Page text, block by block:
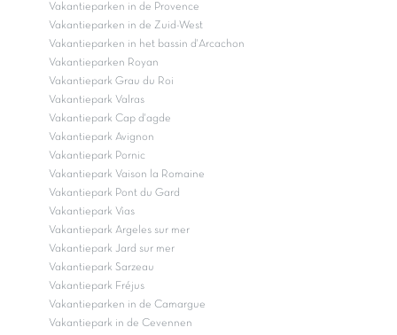
Vakantieparken in de Provence
Vakantieparken in de Zuid-West
Vakantieparken in het bassin d'Arcachon
Vakantieparken Royan
Vakantiepark Grau du Roi
Vakantiepark Valras
Vakantiepark Cap d'agde
Vakantiepark Avignon
Vakantiepark Pornic
Vakantiepark Vaison la Romaine
Vakantiepark Pont du Gard
Vakantiepark Vias
Vakantiepark Argeles sur mer
Vakantiepark Jard sur mer
Vakantiepark Sarzeau
Vakantiepark Fréjus
Vakantieparken in de Camargue
Vakantiepark in de Cevennen